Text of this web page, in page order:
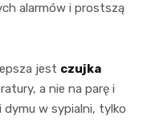
alarmów i prostszą
jest czujka
a nie na parę i
dymu w sypialni, tylko